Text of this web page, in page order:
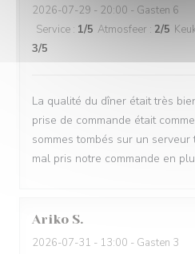
2026-07-29 - 20:00 - Gasten 6
Service : 1/5 Atmosfeer : 2/5
3/5
La qualité du dîner était très
prise de commande était
sommes tombés sur un
mal pris notre commande en
Ariko S
2026-07-31 - 13:00 - Gasten 3